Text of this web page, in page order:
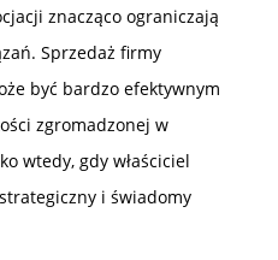
znacząco ograniczają
Sprzedaż firmy
być bardzo efektywnym
zgromadzonej w
wtedy, gdy właściciel
i świadomy